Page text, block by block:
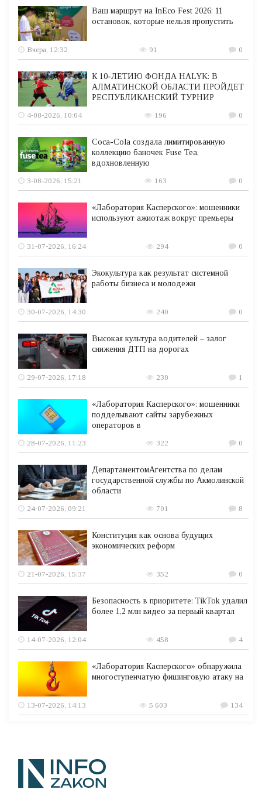
Ваш маршрут на InEco Fest 2026: 11
остановок, которые нельзя пропустить
Вчера, 12:32 91 0
К 10-ЛЕТИЮ ФОНДА HALYK: В
АЛМАТИНСКОЙ ОБЛАСТИ ПРОЙДЕТ
РЕСПУБЛИКАНСКИЙ ТУРНИР
4-08-2026, 10:04
196 0
Coca-Cola создала лимитированную
коллекцию баночек Fuse Tea,
вдохновленную
3-08-2026, 15:21
163 0
«Лаборатория Касперского»: мошенники
используют ажиотаж вокруг премьеры
31-07-2026, 16:24 294 0
Экокультура как результат системной
работы бизнеса и молодежи
30-07-2026, 14:30 240 0
Высокая культура водителей – залог
снижения ДТП на дорогах
29-07-2026, 17:18 230 1
«Лаборатория Касперского»: мошенники
подделывают сайты зарубежных
операторов в
28-07-2026, 11:23
322 0
ДепартаментомАгентства по делам
государственной службы по Акмолинской
области
24-07-2026, 09:21
701 8
Конституция как основа будущих
экономических реформ
21-07-2026, 15:37 352 0
Безопасность в приоритете: TikTok удалил
более 1,2 млн видео за первый квартал
14-07-2026, 12:04 458 4
«Лаборатория Касперского» обнаружила
многоступенчатую фишинговую атаку на
13-07-2026, 14:13 5 603 134